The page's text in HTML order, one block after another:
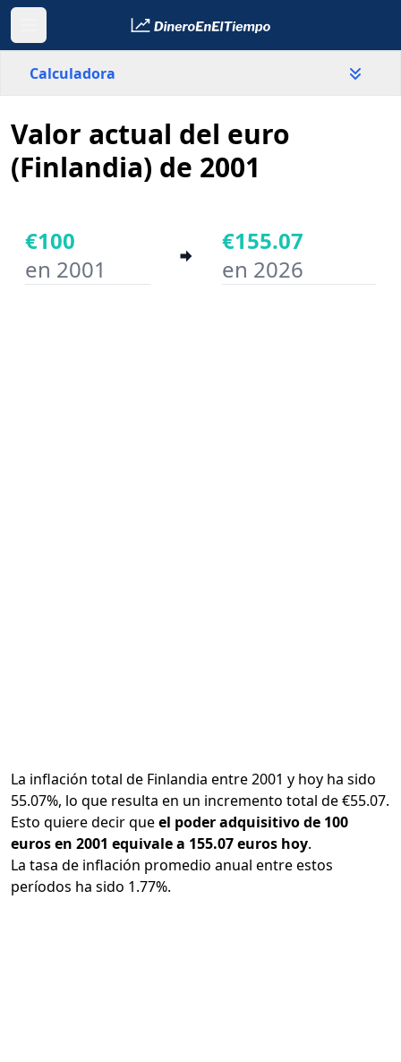
Calculadora
Finlandia
País
Año inicial
Valor actual del euro
(Finlandia) de 2001
€100
en 2001
€155.07
en 2026
La inflación total de Finlandia entre 2001 y hoy ha sido
55.07%, lo que resulta en un incremento total de €55.07.
Esto quiere decir queel poder adquisitivo de 100
euros en 2001 equivale a 155.07 euros hoy.
La tasa de inflación promedio anual entre estos
períodos ha sido 1.77%.